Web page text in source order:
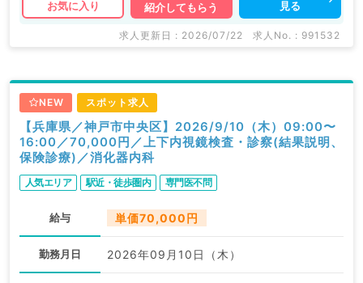
お気に入り 紹介してもらう 見る
求人更新日 : 2026/07/22 求人No. : 991532
NEW スポット求人
【兵庫県／神戸市中央区】2026/9/10（木）09:00〜
16:00／70,000円／上下内視鏡検査・診察(結果説明、
保険診療)／消化器内科
人気エリア 駅近・徒歩圏内 専門医不問
給与 単価70,000円
勤務月日 2026年09月10日（木）